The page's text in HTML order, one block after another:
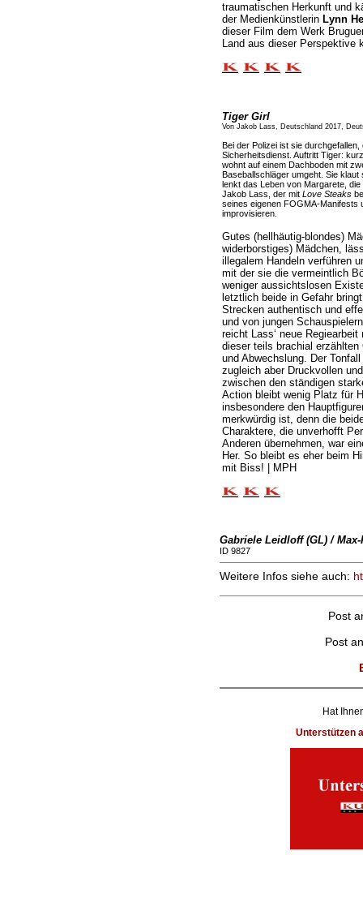
traumatischen Herkunft und
der Medienkünstlerin Lynn
dieser Film dem Werk
Land aus dieser Perspektive
Tiger Girl
Von Jakob Lass, Deutschland 2017,
Bei der Polizei ist sie
Sicherheitsdienst. Auftritt Tiger:
wohnt auf einem Dachboden mit
Baseballschläger umgeht. Sie
lenkt das Leben von Margarete,
Jakob Lass, der mit Love Steaks
seines eigenen FOGMA-Manifests
improvisieren.
Gutes (hellhäutig-blondes)
widerborstiges) Mädchen,
illegalem Handeln verführen
mit der sie die vermeintlich
weniger aussichtslosen
letztlich beide in Gefahr
Strecken authentisch und
und von jungen
reicht Lass‘ neue
dieser teils brachial
und Abwechslung. Der
zugleich aber Druckvollen
zwischen den ständigen
Action bleibt wenig Platz für
insbesondere den
merkwürdig ist, denn die
Charaktere, die unverhofft
Anderen übernehmen, war
Her. So bleibt es eher beim
mit Biss! | MPH
Gabriele Leidloff (GL) / Max-
ID 9827
Weitere Infos siehe auch:
Post
Post
Hat
Unterstützen